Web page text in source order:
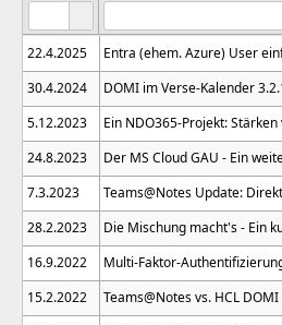
22.4.2025
30.4.2024
5.12.2023
24.8.2023
7.3.2023
28.2.2023
16.9.2022
15.2.2022